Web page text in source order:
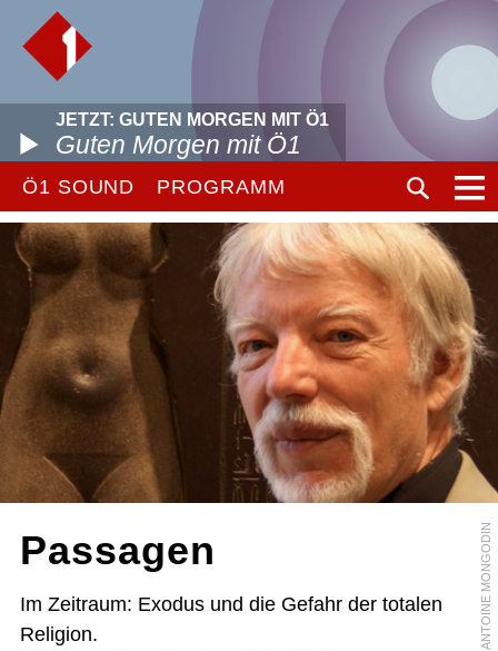
JETZT: GUTEN MORGEN MIT Ö1
Guten Morgen mit Ö1
Ö1 SOUND PROGRAMM
ANTOINE MONGODIN
Passagen
Im Zeitraum: Exodus und die Gefahr der totalen
Religion.